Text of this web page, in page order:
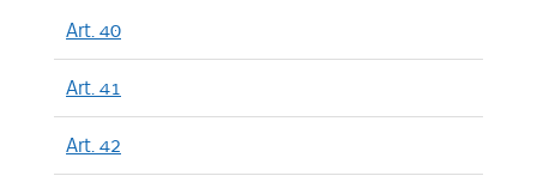
Art. 40
Art. 41
Art. 42